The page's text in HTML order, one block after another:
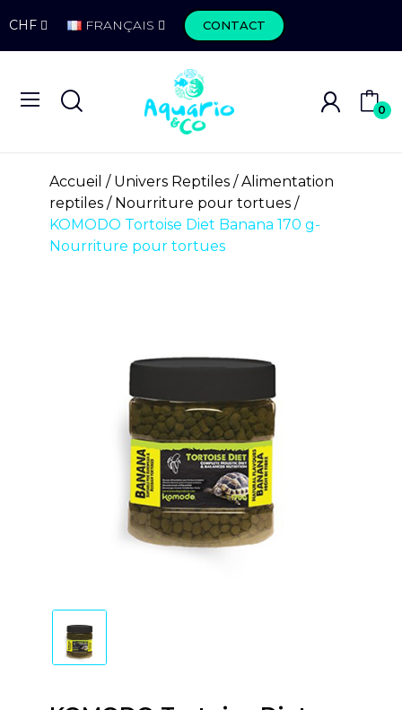
CHF FRANÇAIS CONTACT
0
Accueil Univers Reptiles
Alimentation
reptiles
Nourriture pour tortues
KOMODO Tortoise Diet Banana 170 g-
Nourriture pour tortues